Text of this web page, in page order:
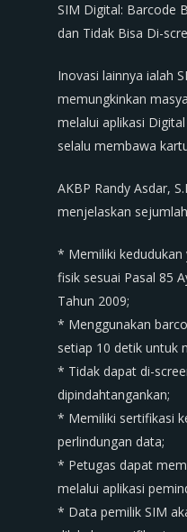
SIM Digital: Barcode
dan Tidak Bisa Di-
Inovasi lainnya ialah
memungkinkan
melalui aplikasi
selalu membawa
AKBP Randy Asdar,
menjelaskan
* Memiliki kedudukan
fisik sesuai Pasal 85
Tahun 2009;
* Menggunakan
setiap 10 detik untuk
* Tidak dapat di-
dipindahtangankan;
* Memiliki sertifikasi
perlindungan data;
* Petugas dapat
melalui aplikasi
* Data pemilik SIM